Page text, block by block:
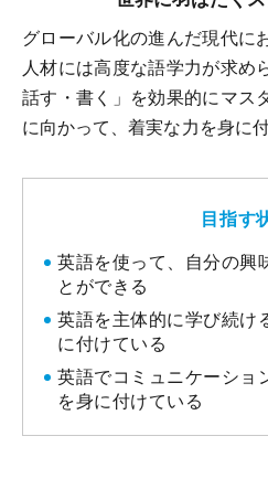
グローバル化の進んだ現代に
人材には高度な語学力が求め
話す・書く」を効果的にマス
に向かって、着実な力を身に
目指す
英語を使って、自分の興
とができる
英語を主体的に学び続け
に付けている
英語でコミュニケーショ
を身に付けている